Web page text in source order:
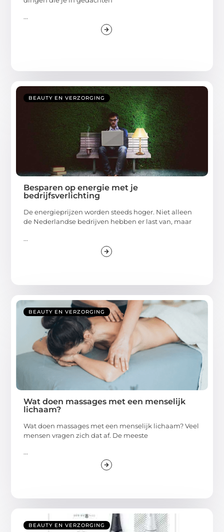
...
BEAUTY EN VERZORGING
Besparen op energie met je
bedrijfsverlichting
De energieprijzen worden steeds hoger. Niet alleen
de Nederlandse bedrijven hebben er last van, maar
...
BEAUTY EN VERZORGING
Wat doen massages met een menselijk
lichaam?
Wat doen massages met een menselijk lichaam? Veel
mensen vragen zich dat af. De meeste
...
BEAUTY EN VERZORGING